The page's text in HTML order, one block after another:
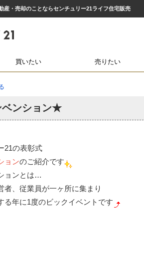
・売却のことならセンチュリー21ライフ住宅販売
買いたい 売りたい
ベンション★
21の表彰式
ョンのご紹介です
ョンとは…
者、従業員が一ヶ所に集まり
る年に1度のビックイベントです